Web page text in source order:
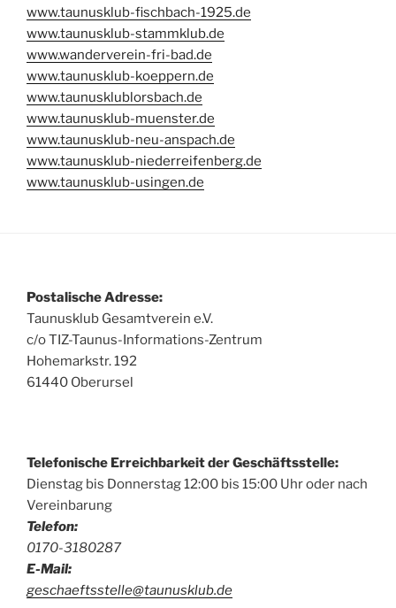
www.taunusklub-fischbach-1925.de
www.taunusklub-stammklub.de
www.wanderverein-fri-bad.de
www.taunusklub-koeppern.de
www.taunusklublorsbach.de
www.taunusklub-muenster.de
www.taunusklub-neu-anspach.de
www.taunusklub-niederreifenberg.de
www.taunusklub-usingen.de
Postalische Adresse:
Taunusklub Gesamtverein e.V.
c/o TIZ-Taunus-Informations-Zentrum
Hohemarkstr. 192
61440 Oberursel
Telefonische Erreichbarkeit der Geschäftsstelle:
Dienstag bis Donnerstag 12:00 bis 15:00 Uhr oder nach
Vereinbarung
Telefon:
0170-3180287
E-Mail:
geschaeftsstelle@taunusklub.de